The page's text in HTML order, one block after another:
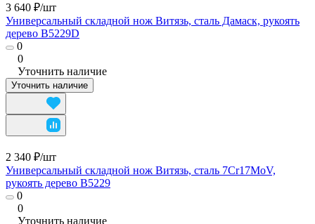
3 640 ₽/шт
Универсальный складной нож Витязь, сталь Дамаск, рукоять
дерево B5229D
0
0
Уточнить наличие
Уточнить наличие
2 340 ₽/шт
Универсальный складной нож Витязь, сталь 7Cr17MoV,
рукоять дерево B5229
0
0
Уточнить наличие